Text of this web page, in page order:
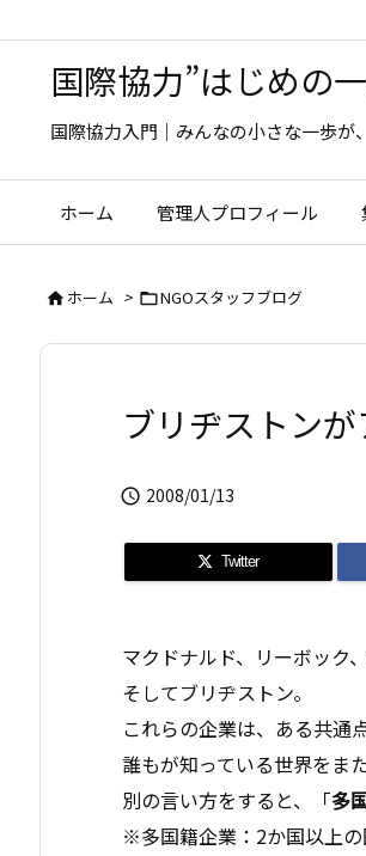
国際協力”はじめの
国際協力入門｜みんなの小さな一歩が
ホーム 管理人プロフィール
ホーム > NGOスタッフブログ
ブリヂストン
 2008/01/13
Twitter
マクドナルド、リーボック
そしてブリヂストン。
これらの企業は、ある共通
誰もが知っている世界をま
別の言い方をすると、「多
※多国籍企業：2か国以上の